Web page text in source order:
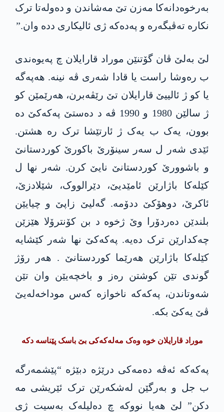
بەرخوەدانەکا مەزن تێ مەشاندن و دەولەتا ترک
نکارە تەڤبگەرە و پەدەکە ژی ئالیکاری ددە وان.”
لێ بەلێ ڤان گۆتنێن موراد قارایلان چ پەیوەندی
ب رەوشا راست یا قادا شەری ڤە نینە. ھەپەگە
یا کو ژ ئالییێ قارایلان تێ رێڤەبرن، ھەرێمێن کو
ژ سالێن 1980 و 1990 ڤە د دەستێ پەکەکێ دە
بوون، یەک ب یەک ژ ئارتێشا ترک رە ھشتن.
ئێدی شەر ل سەر سینۆرێ باکورێ کوردستانێ
و باشوورێ کوردستانێ نایێ کرن. شەر نھا ل
کێلەکا باژارێن ئامێدیێ، دێرالووک، شێلادزێ،
ئاکرێ، دوھۆکێ ددۆمە. گەلیێ زاپێ و چیایێن
بلندێن دەردۆرا وێ ژخوە د بن کۆنترۆلا ھێزێن
چەکدارێن ترک دەیە. پەکەکێ نھا شەر کێشایە
کێلەکا باژارێن ھەرێما کوردستانێ . ھەر رۆژ
گوندی تێن کوشتن رەز و باخچەیێن وان تێن
شەوتاندن، پەکەکە ناخوازە کەس موداخەلەیێ
ڤێ یەکێ بکە.
موراد قارایلان خوە وەک مەلەکەکی بێ باسک پێناسە دکە
پەکەکە ئەڤە دەمەکی درێژە دبێژە “پێشمەرگە
ب جل و بەرگێن لەشکەرێن ترک ئێریشی مە
دکن” لێ ھەیا نووکە چ دەلیلەک بەسیت ژی